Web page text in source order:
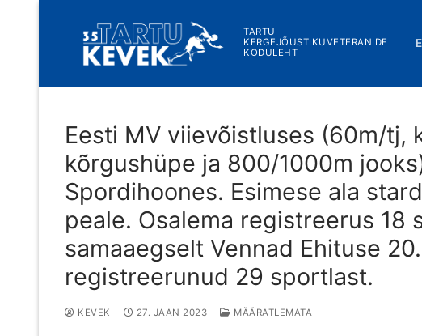
content
TARTU
KERGEJÕUSTIKUVETERANIDE
KODULEHT
Eesti MV viievõistluses (60m/tj,
kõrgushüpe ja 800/1000m
Spordihoones. Esimese ala
peale. Osalema registreerus 18
samaaegselt Vennad Ehituse
registreerunud 29 sportlast.
KEVEK 27. JAAN 2023 MÄÄRATLEMATA